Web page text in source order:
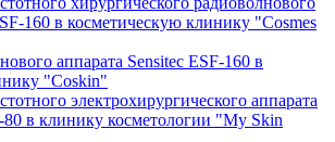
160 в косметическую клинику "Cosmes
аппарата Sensitec ESF-160 в
"Coskin"
электрохирургического аппарата
в клинику косметологии "My Skin